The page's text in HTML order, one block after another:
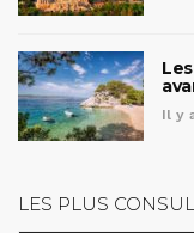
Il y
LES PLUS